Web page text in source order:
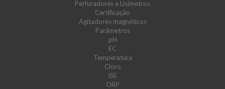
Perfuradores e Lisímetros
Certificação
Agitadores magnéticos
Parâmetros
pH
EC
Temperatura
Cloro
ISE
ORP